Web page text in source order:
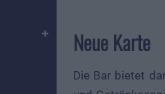
Neue Karte
Die Bar bietet